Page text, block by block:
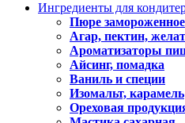
Ингредиенты для
Пюре замороженное
Агар, пектин,
Ароматизаторы
Айсинг, помадка
Ваниль и специи
Изомальт, карамель
Ореховая